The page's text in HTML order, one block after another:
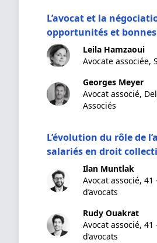
L’avocat et la
opportunités et
Leila Hamzaoui
Avocate associée,
Georges Meyer
Avocat associé,
Associés
L’évolution du rôle de
salariés en droit
Ilan Muntlak
Avocat associé, 41
d’avocats
Rudy Ouakrat
Avocat associé, 41
d’avocats